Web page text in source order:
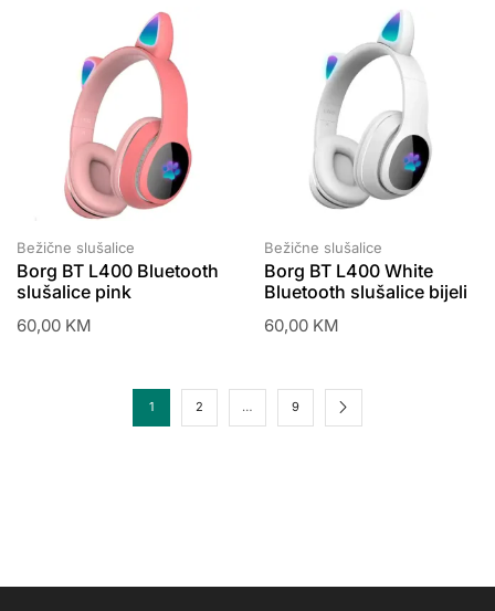
Bežične slušalice
Borg BT L400 Bluetooth
slušalice pink
60,00 KM
Bežične slušalice
Borg BT L400 White
Bluetooth slušalice bijeli
60,00 KM
1 2 … 9